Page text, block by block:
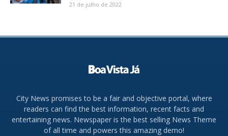
21 de julho de 2022
City News promises to be a fair and objective portal, where
readers can find the best information, recent facts and
entertaining news. Newspaper is the best selling News Theme
of all time and powers this amazing demo!